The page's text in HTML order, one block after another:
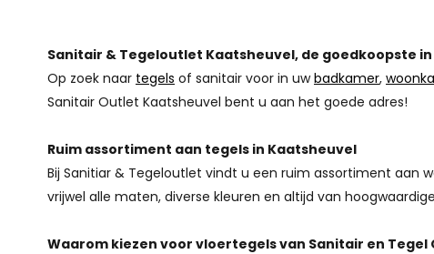
Sanitair & Tegeloutlet Kaatsheuvel, de goedkoopste
Op zoek naar tegels of sanitair voor in uwbadkamer,
Sanitair Outlet Kaatsheuvel bent u aan het goede adres!
Ruim assortiment aan tegels in Kaatsheuvel
Bij Sanitiar & Tegeloutlet vindt u een ruim assortiment aan
vrijwel alle maten, diverse kleuren en altijd van
Waarom kiezen voor vloertegels van Sanitair en Tegel